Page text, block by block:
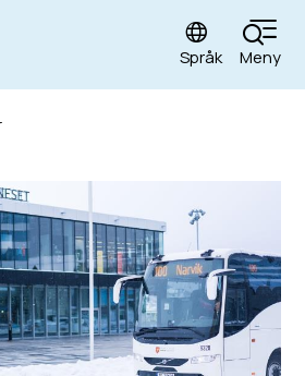
Språk Meny